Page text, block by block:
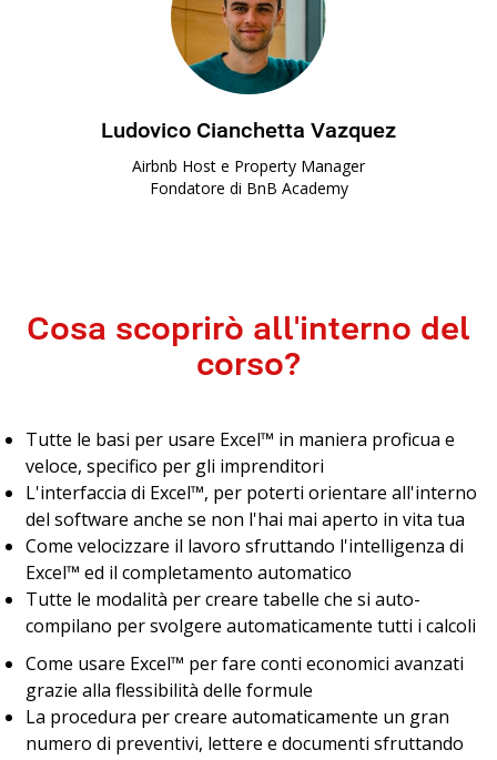
Ludovico Cianchetta Vazquez
Airbnb Host e Property Manager
Fondatore di BnB Academy
Cosa scoprirò all'interno del
corso?
Tutte le basi per usare Excel™ in maniera proficua e
veloce, specifico per gli imprenditori
L'interfaccia di Excel™, per poterti orientare all'interno
del software anche se non l'hai mai aperto in vita tua
Come velocizzare il lavoro sfruttando l'intelligenza di
Excel™ ed il completamento automatico
Tutte le modalità per creare tabelle che si auto-
compilano per svolgere automaticamente tutti i calcoli
Come usare Excel™ per fare conti economici avanzati
grazie alla flessibilità delle formule
La procedura per creare automaticamente un gran
numero di preventivi, lettere e documenti sfruttando